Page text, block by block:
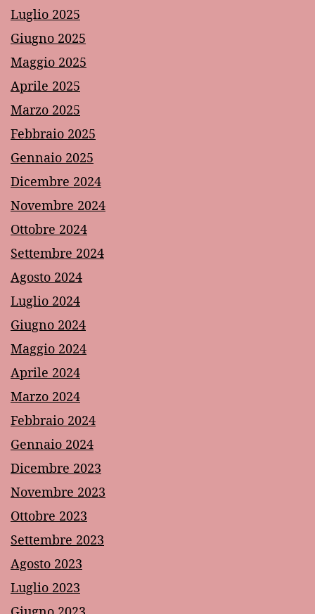
Luglio 2025
Giugno 2025
Maggio 2025
Aprile 2025
Marzo 2025
Febbraio 2025
Gennaio 2025
Dicembre 2024
Novembre 2024
Ottobre 2024
Settembre 2024
Agosto 2024
Luglio 2024
Giugno 2024
Maggio 2024
Aprile 2024
Marzo 2024
Febbraio 2024
Gennaio 2024
Dicembre 2023
Novembre 2023
Ottobre 2023
Settembre 2023
Agosto 2023
Luglio 2023